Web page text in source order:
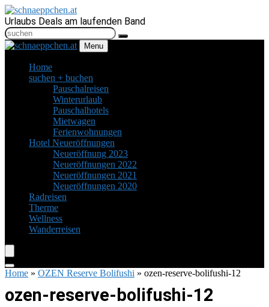
Urlaubs Deals am laufenden Band
Menu
Home
suchen + buchen
Pauschalreisen
Winterurlaub
Pauschalhotels
Mietwagen
Ferienwohnungen
Hotel Neueröffnungen
Neueröffnung 2023
Neueröffnungen 2022
Neueröffnungen 2021
Neueröffnungen 2020
Radreisen
Therme
Wellness
Wanderreisen
Home » OZEN Reserve Bolifushi » ozen-reserve-bolifushi-12
ozen-reserve-bolifushi-12